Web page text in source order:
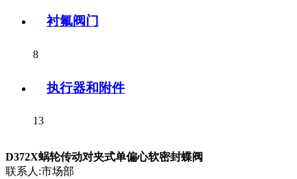
衬氟阀门
8
执行器和附件
13
D372X蜗轮传动对夹式单偏心软密封蝶阀
联系人:市场部